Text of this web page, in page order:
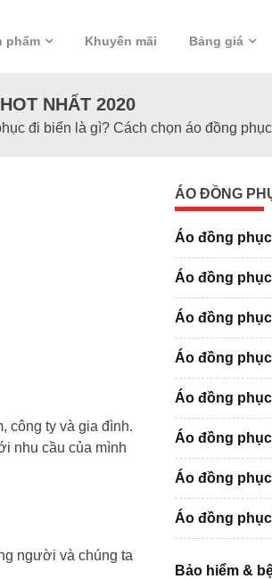
phẩm Khuyến mãi Bảng giá
NHẤT 2020
đi biển là gì? Cách chọn áo đồng
công ty và gia đình.
nhu cầu của mình
người và chúng ta
ÁO ĐỒNG
Áo đồng
Áo đồng
Áo đồng
Áo đồng
Áo đồng
Áo đồng
Áo đồng
Áo đồng
Bảo hiểm &